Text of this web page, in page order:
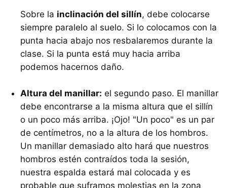
Sobre la inclinación del sillín, debe colocarse
siempre paralelo al suelo. Si lo colocamos con la
punta hacia abajo nos resbalaremos durante la
clase. Si la punta está muy hacia arriba
podemos hacernos daño.
Altura del manillar: el segundo paso. El manillar
debe encontrarse a la misma altura que el sillín
o un poco más arriba. ¡Ojo! "Un poco" es un par
de centímetros, no a la altura de los hombros.
Un manillar demasiado alto hará que nuestros
hombros estén contraídos toda la sesión,
nuestra espalda estará mal colocada y es
probable que suframos molestias en la zona